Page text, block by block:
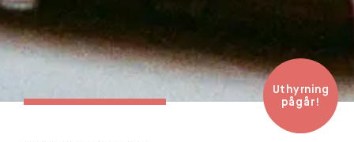
Uthyrning
pågår!